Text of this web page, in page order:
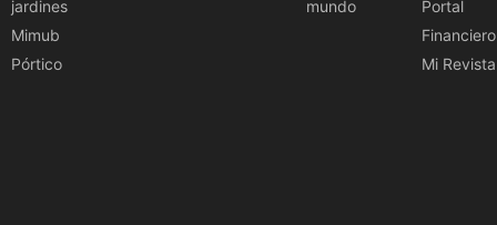
jardines
Mimub
Pórtico
mundo
Portal
Financiero
Mi Revista